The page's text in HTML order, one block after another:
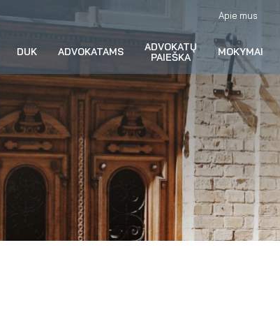
Apie mus
DUK ADVOKATAMS
ADVOKATŲ
PAIEŠKA
MOKYMAI